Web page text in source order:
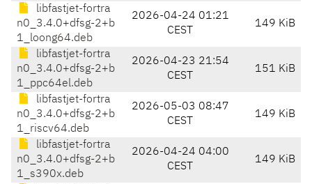
libfastjet-fortra
n0_3.4.0+dfsg-2+b
1_loong64.deb
2026-04-24 01:21
CEST
149 KiB
libfastjet-fortra
n0_3.4.0+dfsg-2+b
1_ppc64el.deb
2026-04-23 21:54
CEST
151 KiB
libfastjet-fortra
n0_3.4.0+dfsg-2+b
1_riscv64.deb
2026-05-03 08:47
CEST
149 KiB
libfastjet-fortra
n0_3.4.0+dfsg-2+b
1_s390x.deb
2026-04-24 04:00
CEST
149 KiB